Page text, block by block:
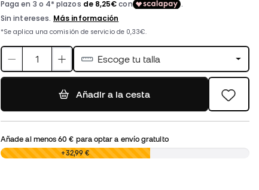
Escoge tu talla
Añadir a la cesta
Añade al menos60 € para optar a envío gratuito
0,00 € +32,99 €